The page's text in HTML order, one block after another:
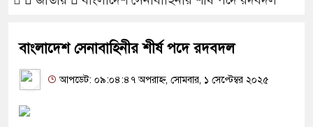
বাংলাদেশ সেনাবাহিনীর শীর্ষ পদে রদবদল
আপডেট: ০৯:০৪:৪৭ অপরাহ্ন, সোমবার, ১ সেপ্টেম্বর ২০২৫